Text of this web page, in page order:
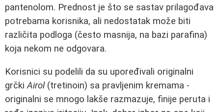
pantenolom. Prednost je što se sastav prilagođava
potrebama korisnika, ali nedostatak može biti
različita podloga (često masnija, na bazi parafina)
koja nekom ne odgovara.
Korisnici su podelili da su upoređivali originalni
grčkiAirol(tretinoin) sa pravljenim kremama -
originalni se mnogo lakše razmazuje, finije peruta i